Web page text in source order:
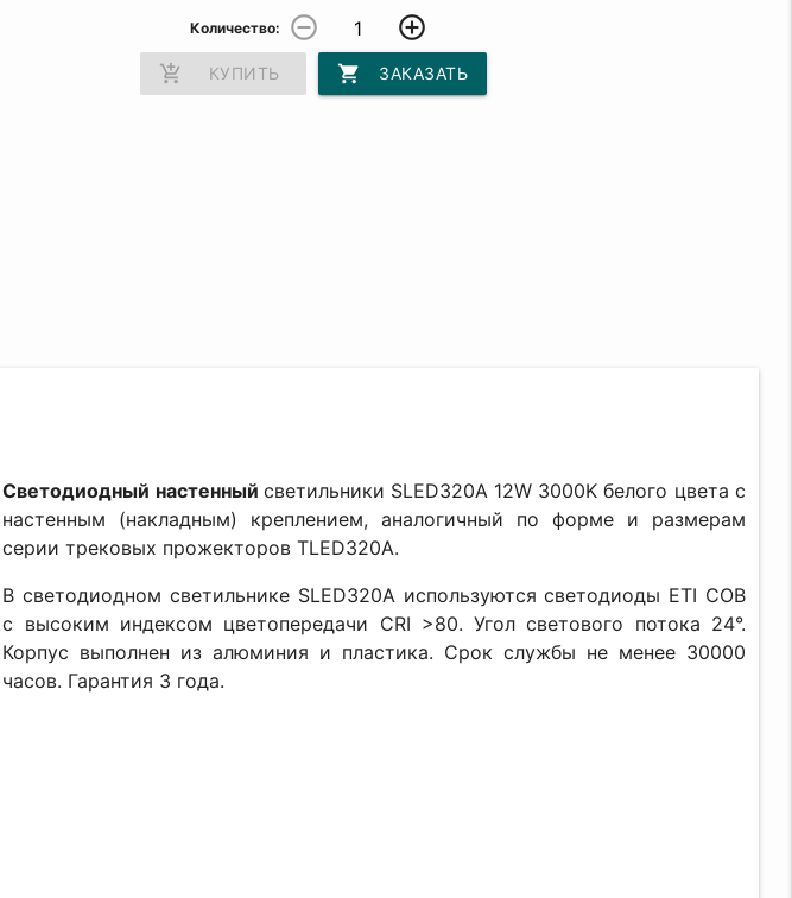
Количество: remove_circle_outline add_circle_outline
add_shopping_cart КУПИТЬ shopping_cart ЗАКАЗАТЬ
Светодиодный настенный светильники SLED320A 12W 3000K белого цвета с
настенным (накладным) креплением, аналогичный по форме и размерам
серии трековых прожекторов TLED320A.
В светодиодном светильнике SLED320A используются светодиоды ETI COB
с высоким индексом цветопередачи CRI >80. Угол светового потока 24°.
Корпус выполнен из алюминия и пластика. Срок службы не менее 30000
часов. Гарантия 3 года.